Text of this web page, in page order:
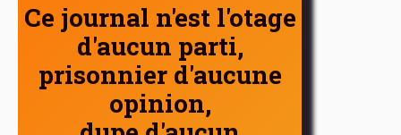
Ce journal n'est l'otage
d'aucun parti,
prisonnier d'aucune
opinion,